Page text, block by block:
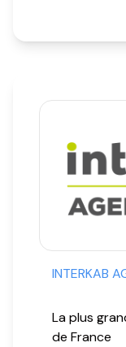
INTERKAB
La plus
de France